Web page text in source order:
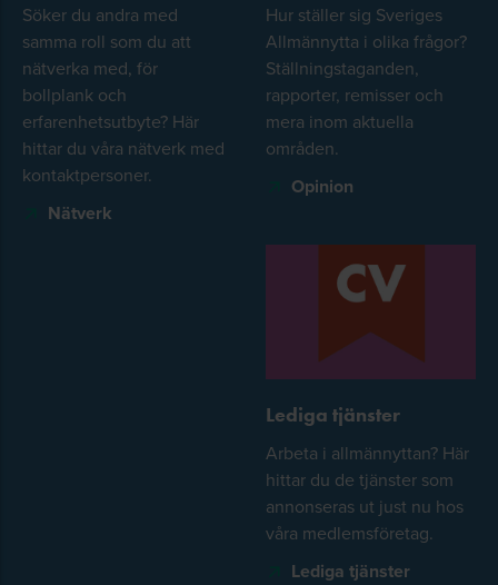
Söker du andra med
samma roll som du att
nätverka med, för
bollplank och
erfarenhetsutbyte? Här
hittar du våra nätverk med
kontaktpersoner.
Nätverk
Hur ställer sig Sveriges
Allmännytta i olika frågor?
Ställningstaganden,
rapporter, remisser och
mera inom aktuella
områden.
Opinion
Lediga tjänster
Arbeta i allmännyttan? Här
hittar du de tjänster som
annonseras ut just nu hos
våra medlemsföretag.
Lediga tjänster